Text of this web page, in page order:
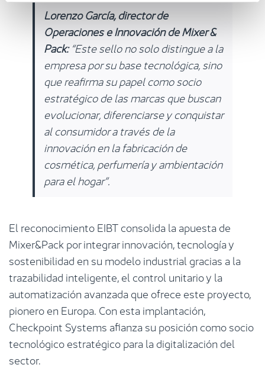
Lorenzo García, director de
Operaciones e Innovación de Mixer &
Pack:“Este sello no solo distingue a la
empresa por su base tecnológica, sino
que reafirma su papel como socio
estratégico de las marcas que buscan
evolucionar, diferenciarse y conquistar
al consumidor a través de la
innovación en la fabricación de
cosmética, perfumería y ambientación
para el hogar”.
El reconocimiento EIBT consolida la apuesta de
Mixer&Pack por integrar innovación, tecnología y
sostenibilidad en su modelo industrial gracias a la
trazabilidad inteligente, el control unitario y la
automatización avanzada que ofrece este proyecto,
pionero en Europa. Con esta implantación,
Checkpoint Systems afianza su posición como socio
tecnológico estratégico para la digitalización del
sector.